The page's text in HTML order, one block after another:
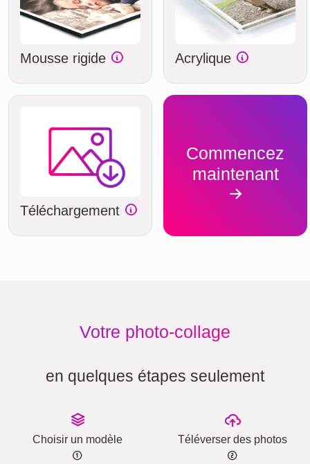
Mousse rigide Acrylique
Téléchargement
Commencez
maintenant
Votre photo-collage
en quelques étapes seulement
Choisir un modèle Téléverser des photos